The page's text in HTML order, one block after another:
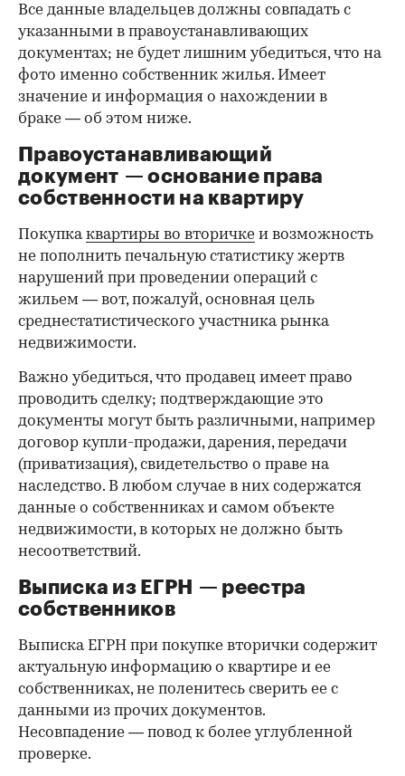
00:00 / 00:00
Все данные владельцев должны совпадать с
указанными в правоустанавливающих
документах; не будет лишним убедиться, что на
фото именно собственник жилья. Имеет
значение и информация о нахождении в
браке — об этом ниже.
Правоустанавливающий
документ — основание права
собственности на квартиру
Покупкаквартиры во вторичке и возможность
не пополнить печальную статистику жертв
нарушений при проведении операций с
жильем — вот, пожалуй, основная цель
среднестатистического участника рынка
недвижимости.
Важно убедиться, что продавец имеет право
проводить сделку; подтверждающие это
документы могут быть различными, например
договор купли-продажи, дарения, передачи
(приватизация), свидетельство о праве на
наследство. В любом случае в них содержатся
данные о собственниках и самом объекте
недвижимости, в которых не должно быть
несоответствий.
Выписка из ЕГРН — реестра
собственников
Выписка ЕГРН при покупке вторички содержит
актуальную информацию о квартире и ее
собственниках, не поленитесь сверить ее с
данными из прочих документов.
Несовпадение — повод к более углубленной
проверке.